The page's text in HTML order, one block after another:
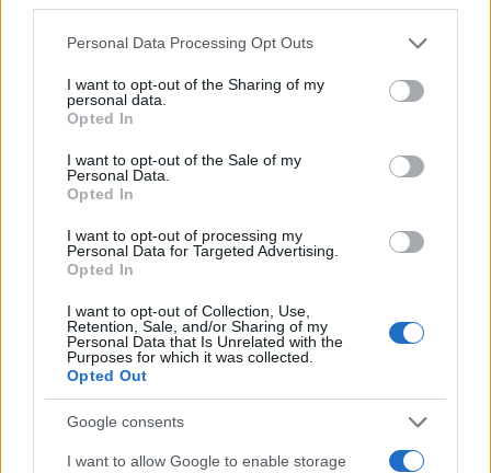
Please note that this website/app uses one or more Google
not limited to your visit or usage behaviour. You may click to
grant or deny consent to Google and its third-party tags to
use your data for below specified purposes in below Google
consent section.
Personal Data Processing Opt Outs
I want to opt-out of the Sharing of my
personal data.
Opted In
I want to opt-out of the Sale of my
Personal Data.
Opted In
I want to opt-out of processing my
Personal Data for Targeted Advertising.
Opted In
I want to opt-out of Collection, Use,
Retention, Sale, and/or Sharing of my
Personal Data that Is Unrelated with the
Purposes for which it was collected.
Opted Out
Google consents
I want to allow Google to enable storage
Paolo Pinna
Martina Agostina Diturco
I nostri cari
I nostri cari